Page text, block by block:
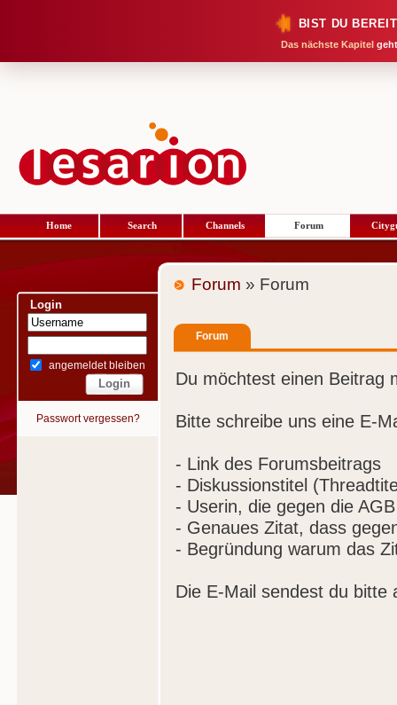
BIST DU
Das nächste Kapitel
Home Search Channels Forum
Login
angemeldet bleiben
Passwort vergessen?
Forum » Forum
Forum
Du möchtest einen Beitrag
Bitte schreibe uns eine E-
- Link des Forumsbeitrags
- Diskussionstitel
- Userin, die gegen die
- Genaues Zitat, dass
- Begründung warum das
Die E-Mail sendest du bitte